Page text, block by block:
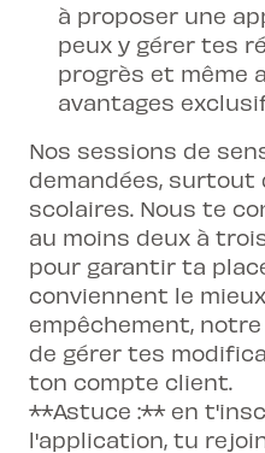
à proposer une
peux y gérer tes
progrès et même
avantages
Nos sessions de
demandées, surtout
scolaires. Nous te
au moins deux à
pour garantir ta
conviennent le
empêchement,
de gérer tes
ton compte client.
**Astuce :** en
l'application, tu